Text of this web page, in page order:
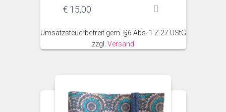
€ 15,00
Umsatzsteuerbefreit gem. §6 Abs. 1 Z 27 UStG
zzgl. Versand